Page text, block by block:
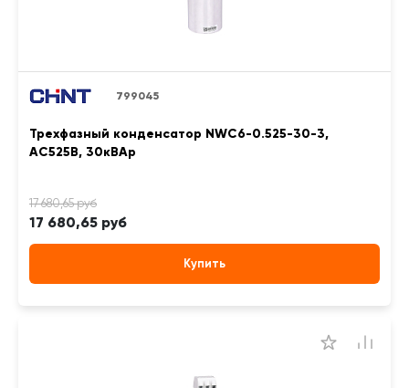
799045
Трехфазный конденсатор NWC6-0.525-30-3,
АС525В, 30кВАр
17 680,65 руб
Купить